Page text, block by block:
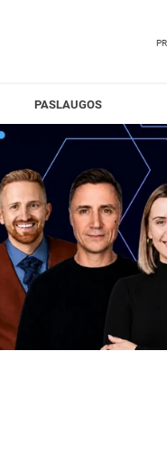
PASLAUGOS